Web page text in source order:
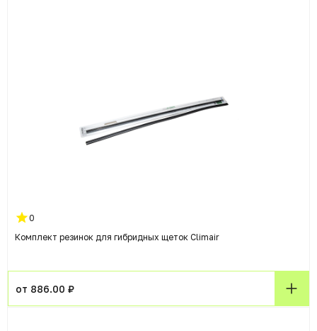
0
Комплект резинок для гибридных щеток Climair
от 886.00 ₽